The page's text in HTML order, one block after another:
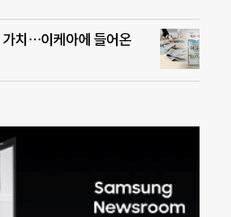
가치…이케아에 들어온